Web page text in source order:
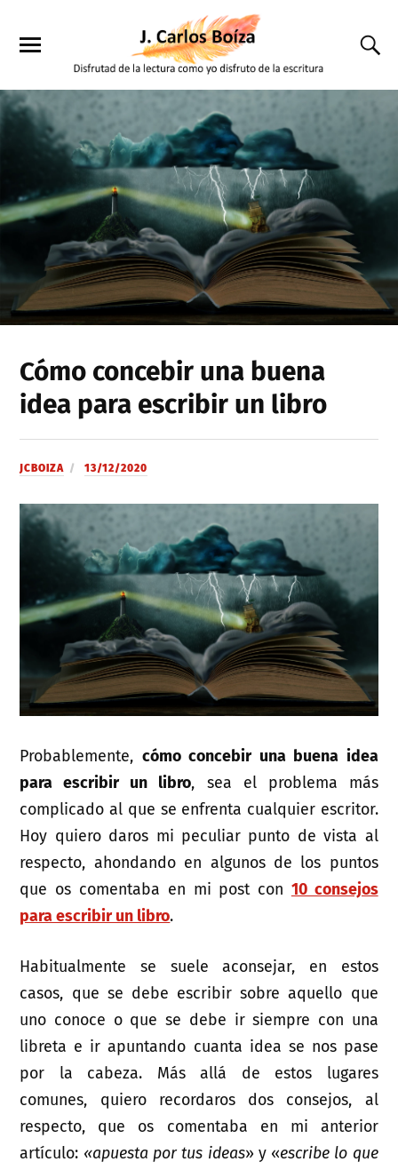
Cómo concebir una buena
idea para escribir un libro
JCBOIZA 13/12/2020
Probablemente, cómo concebir una buena idea
para escribir un libro, sea el problema más
complicado al que se enfrenta cualquier escritor.
Hoy quiero daros mi peculiar punto de vista al
respecto, ahondando en algunos de los puntos
que os comentaba en mi post con 10 consejos
para escribir un libro.
Habitualmente se suele aconsejar, en estos
casos, que se debe escribir sobre aquello que
uno conoce o que se debe ir siempre con una
libreta e ir apuntando cuanta idea se nos pase
por la cabeza. Más allá de estos lugares
comunes, quiero recordaros dos consejos, al
respecto, que os comentaba en mi anterior
artículo: «apuesta por tus ideas» y «escribe lo que